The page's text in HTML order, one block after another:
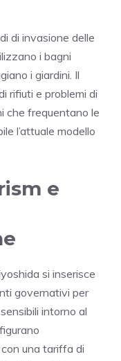
di invasione delle
i bagni
i giardini. Il
rifiuti e problemi di
che frequentano le
l’attuale modello
e
si inserisce
governativi per
intorno al
con una tariffa di